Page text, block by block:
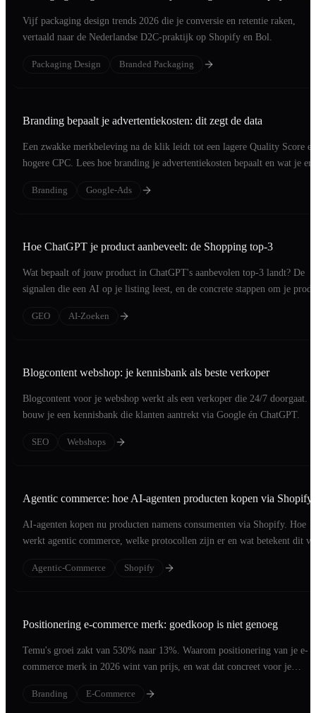
Vijf packaging design trends 2026 die je conversie en retentie raken,
vertaald naar de Nederlandse D2C-praktijk op Shopify en Bol.
Packaging Design Branded Packaging
Branding bepaalt je advertentiekosten: dit zegt de data
Een zwakke merkbeleving na de klik leidt tot een lagere Quality Score en
hogere CPC. Lees hoe branding je advertentiekosten bepaalt en wat je
Branding
Google-Ads
Hoe ChatGPT je product aanbeveelt: de Shopping top-3
Wat bepaalt of jouw product in ChatGPT's aanbevolen top-3 landt? De
signalen die een AI op je listing leest, en de concrete stappen om je
GEO
AI-Zoeken
Blogcontent webshop: je kennisbank als beste verkoper
Blogcontent voor je webshop werkt als een verkoper die 24/7 doorgaat.
bouw je een kennisbank die klanten aantrekt via Google én ChatGPT.
SEO Webshops
Agentic commerce: hoe AI-agenten producten kopen via Shopify
AI-agenten kopen nu producten namens consumenten via Shopify. Hoe
werkt agentic commerce, welke protocollen zijn er en wat betekent dit
Agentic-Commerce
Shopify
Positionering e-commerce merk: goedkoop is niet genoeg
Temu's groei zakt van 530% naar 13%. Waarom positionering van je e-
commerce merk in 2026 wint van prijs, en wat dat concreet voor je
Branding
E-Commerce